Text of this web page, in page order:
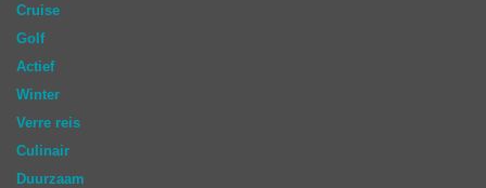
Cruise
Golf
Actief
Winter
Verre reis
Culinair
Duurzaam